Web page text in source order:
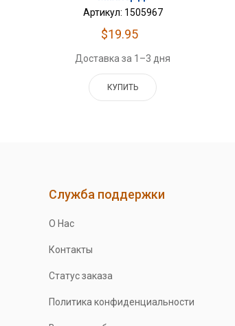
Артикул: 1505967
$19.95
Доставка за 1–3 дня
КУПИТЬ
Служба поддержки
О Нас
Контакты
Статус заказа
Политика конфиденциальности